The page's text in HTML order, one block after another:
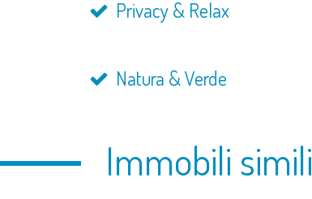
Privacy & Relax
Natura & Verde
Immobili simili